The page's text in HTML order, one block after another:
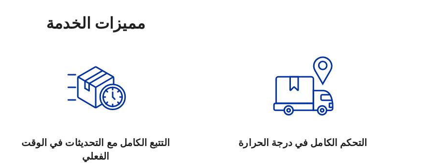
مميزات الخدمة
التحكم الكامل في درجة الحرارة
التتبع الكامل مع التحديثات في الوقت
الفعلي